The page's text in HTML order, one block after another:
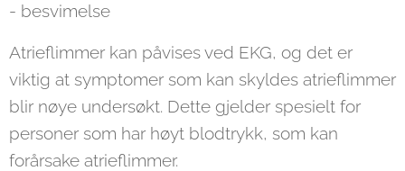
- besvimelse
Atrieflimmer kan påvises ved EKG, og det er
viktig at symptomer som kan skyldes atrieflimmer
blir nøye undersøkt. Dette gjelder spesielt for
personer som har høyt blodtrykk, som kan
forårsake atrieflimmer.